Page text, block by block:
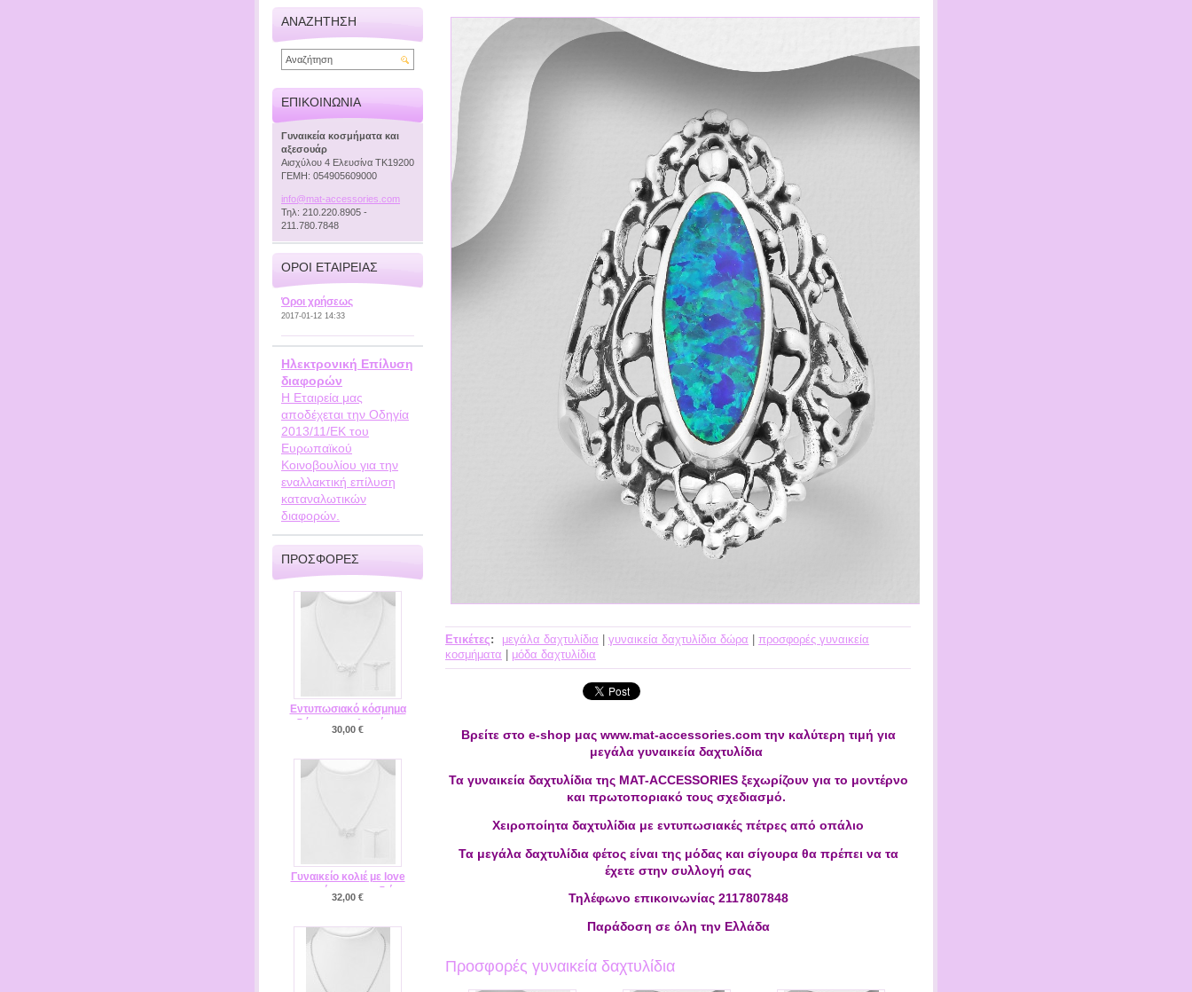
Ετικέτες: μεγάλα δαχτυλίδια γυναικεία δαχτυλίδια δώρα
προσφορές γυναικεία
κοσμήματα
μόδα δαχτυλίδια
Βρείτε στο e-shop μας www.mat-accessories.com την καλύτερη τιμή για
μεγάλα γυναικεία δαχτυλίδια
Τα γυναικεία δαχτυλίδια της MAT-ACCESSORIESξεχωρίζουν για το μοντέρνο
και πρωτοποριακό τους σχεδιασμό.
Χειροποίητα δαχτυλίδια με εντυπωσιακές πέτρες από οπάλιο
Τα μεγάλαδαχτυλίδιαφέτος είναι της μόδας και σίγουρα θα πρέπει να τα
έχετε στην συλλογή σας
Τηλέφωνο επικοινωνίας 2117807848
Παράδοση σε όλη την Ελλάδα
Προσφορές γυναικεία δαχτυλίδια
ΑΝΑΖΗΤΗΣΗ
ΕΠΙΚΟΙΝΩΝΙΑ
Γυναικεία κοσμήματα και
αξεσουάρ
Αισχύλου 4 Ελευσίνα ΤΚ19200
ΓΕΜΗ: 054905609000
info@mat-accessories.com
Τηλ: 210.220.8905 -
211.780.7848
ΌΡΟΙ ΕΤΑΙΡΕΊΑΣ
Όροι χρήσεως
2017-01-12 14:33
Ηλεκτρονική Επίλυση
διαφορών
Η Εταιρεία μας
αποδέχεται την Οδηγία
2013/11/ΕΚ του
Ευρωπαϊκού
Κοινοβουλίου για την
εναλλακτική επίλυση
καταναλωτικών
διαφορών.
ΠΡΟΣΦΟΡΕΣ
Εντυπωσιακό κόσμημα
δώρο για το λαιμό με
άπειρο και love you
30,00 €
Γυναικείο κολιέ με love
you άπειρο καρδιά
MAC12-1063-1933
32,00 €